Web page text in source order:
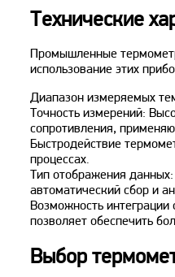
Технические
Промышленные
использование этих
Диапазон измеряемых
Точность измерений:
сопротивления,
Быстродействие
процессах.
Тип отображения
автоматический сбор и
Возможность
позволяет обеспечить
Выбор